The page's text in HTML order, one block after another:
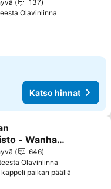
137
Olavinlinna
Katso hinnat
- Wanha
646
Olavinlinna
paikan päällä